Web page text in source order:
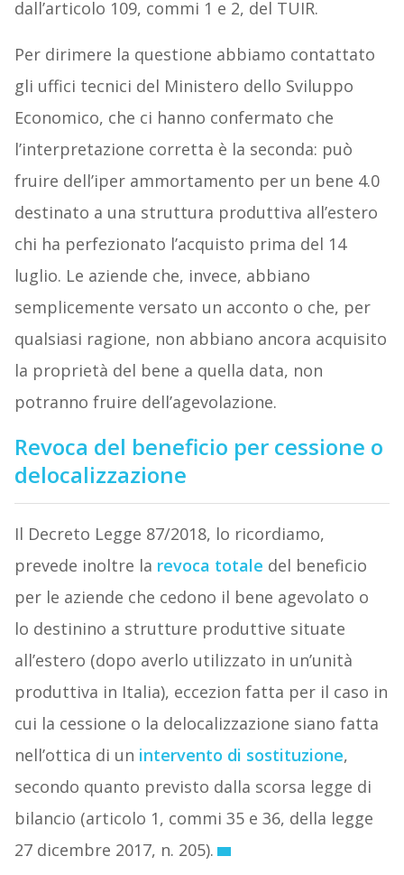
dall’articolo 109, commi 1 e 2, del TUIR.
Per dirimere la questione abbiamo contattato
gli uffici tecnici del Ministero dello Sviluppo
Economico, che ci hanno confermato che
l’interpretazione corretta è la seconda: può
fruire dell’iper ammortamento per un bene 4.0
destinato a una struttura produttiva all’estero
chi ha perfezionato l’acquisto prima del 14
luglio. Le aziende che, invece, abbiano
semplicemente versato un acconto o che, per
qualsiasi ragione, non abbiano ancora acquisito
la proprietà del bene a quella data, non
potranno fruire dell’agevolazione.
Revoca del beneficio per cessione o
delocalizzazione
Il Decreto Legge 87/2018, lo ricordiamo,
prevede inoltre la revoca totale del beneficio
per le aziende che cedono il bene agevolato o
lo destinino a strutture produttive situate
all’estero (dopo averlo utilizzato in un’unità
produttiva in Italia), eccezion fatta per il caso in
cui la cessione o la delocalizzazione siano fatta
nell’ottica di un intervento di sostituzione,
secondo quanto previsto dalla scorsa legge di
bilancio (articolo 1, commi 35 e 36, della legge
27 dicembre 2017, n. 205).